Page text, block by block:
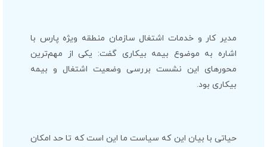
مدیر کار و خدمات اشتغال سازمان منطقه ویژه پارس با
اشاره به موضوع بیمه بیکاری گفت: یکی از مهم‌ترین
محورهای این نشست بررسی وضعیت اشتغال و بیمه
بیکاری بود.
حیاتی با بیان این که سیاست ما این است که تا حد امکان